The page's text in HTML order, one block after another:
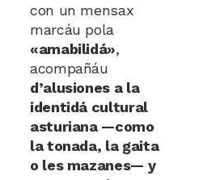
con un mensax
marcáu pola
«amabilidá»,
acompañáu
d’alusiones a la
identidá cultural
asturiana —como
la tonada, la gaita
o les mazanes— y